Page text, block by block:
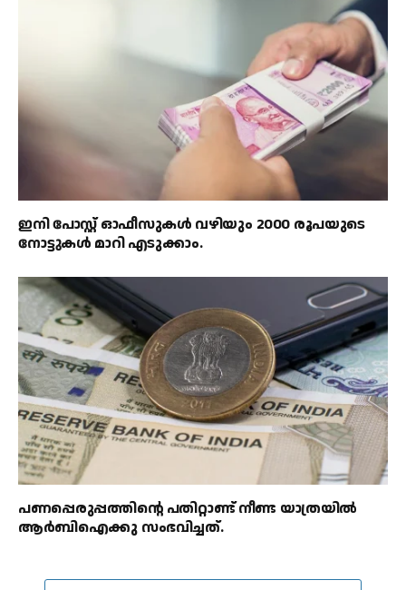
ഇനി പോസ്റ്റ് ഓഫീസുകൾ വഴിയും 2000 രൂപയുടെ
നോട്ടുകൾ മാറി എടുക്കാം.
പണപ്പെരുപ്പത്തിന്റെ പതിറ്റാണ്ട് നീണ്ട യാത്രയിൽ
ആർബിഐക്കു സംഭവിച്ചത്.